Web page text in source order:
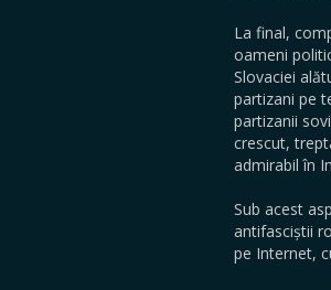
La final,
oameni
Slovaciei
partizani pe
partizanii
crescut,
admirabil în
Sub acest
antifasciștii
pe Internet,